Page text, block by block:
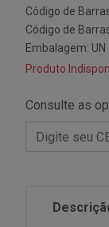
Código de
Código de
Embalagem: UN
Produto
Consulte as